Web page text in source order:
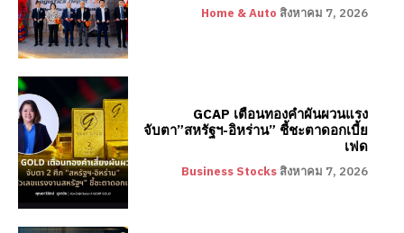
Home & Auto สิงหาคม 7, 2026
GCAP เตือนทองคำผันผวนแรง
จับตา”สหรัฐฯ-อิหร่าน” ชี้ชะตาดอกเบี้ย
เฟด
Business Stocks สิงหาคม 7, 2026